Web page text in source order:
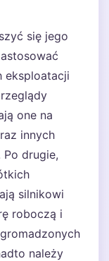
się jego
eksploatacji
one na
innych
Po drugie,
silnikowi
roboczą i
należy